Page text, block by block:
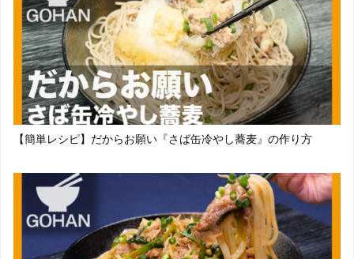
【簡単レシピ】だからお願い『さば缶冷やし蕎麦』の作り方